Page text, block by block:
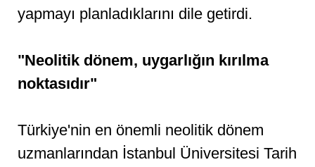
yapmayı planladıklarını dile getirdi.
"Neolitik dönem, uygarlığın kırılma
noktasıdır"
Türkiye'nin en önemli neolitik dönem
uzmanlarından İstanbul Üniversitesi Tarih